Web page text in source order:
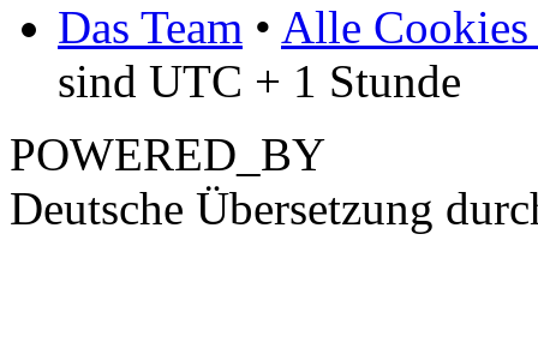
Das Team • Alle Cookies
sind UTC + 1 Stunde
POWERED_BY
Deutsche Übersetzung